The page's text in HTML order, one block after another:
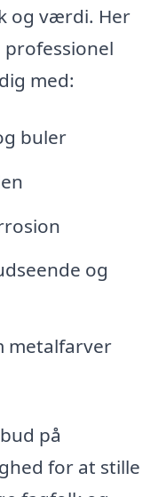
og værdi. Her
med:
buler
og
metalfarver
på
for at stille